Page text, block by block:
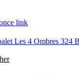
link